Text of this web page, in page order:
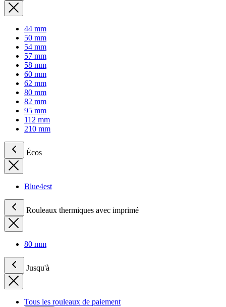
44 mm
50 mm
54 mm
57 mm
58 mm
60 mm
62 mm
80 mm
82 mm
95 mm
112 mm
210 mm
Écos
Blue4est
Rouleaux thermiques avec imprimé
80 mm
Jusqu'à
Tous les rouleaux de paiement